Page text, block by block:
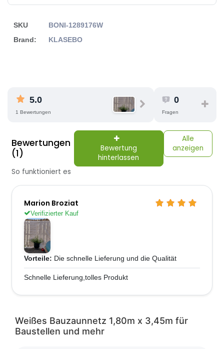
SKU
BONI-1289176W
Brand:
KLASEBO
5.0
1 Bewertungen
0
Fragen
Bewertungen
(1)
Bewertung
hinterlassen
Alle
anzeigen
So funktioniert es
Marion Broziat
Verifizierter Kauf
Vorteile: Die schnelle Lieferung und die Qualität
Schnelle Lieferung,tolles Produkt
Weißes Bauzaunnetz 1,80m x 3,45m für
Baustellen und mehr